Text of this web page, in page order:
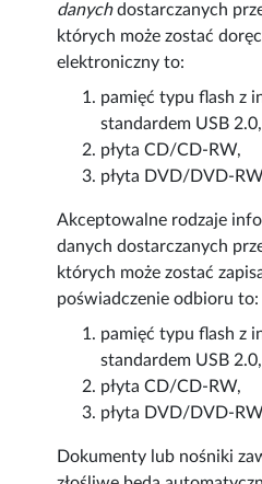
danychdostarczanych
których może zostać
elektroniczny to:
pamięć typu flash z
standardem USB 2.0,
płyta CD/CD-RW,
płyta DVD/DVD-
Akceptowalne rodzaje
danych dostarczanych
których może zostać
poświadczenie odbioru to:
pamięć typu flash z
standardem USB 2.0,
płyta CD/CD-RW,
płyta DVD/DVD-
Dokumenty lub nośniki